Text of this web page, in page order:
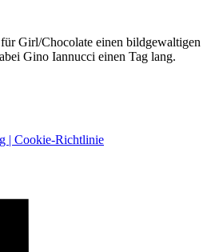
Girl/Chocolate einen bildgewaltigen
Gino Iannucci einen Tag lang.
| Cookie-Richtlinie